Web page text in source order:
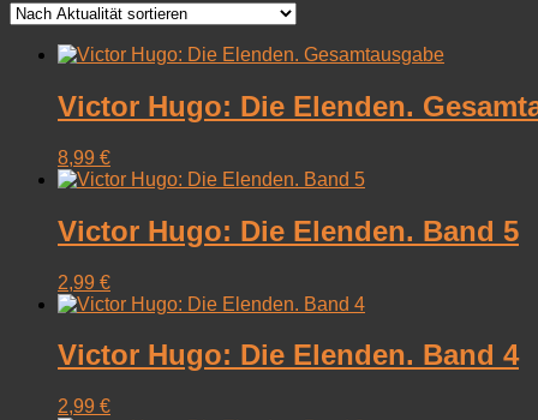
Victor Hugo: Die Elenden.
8,99 €
Victor Hugo: Die Elenden. Band 5
2,99 €
Victor Hugo: Die Elenden. Band 4
2,99 €